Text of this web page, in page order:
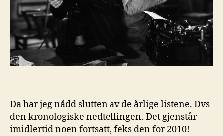
Da har jeg nådd slutten av de årlige listene. Dvs
den kronologiske nedtellingen. Det gjenstår
imidlertid noen fortsatt, feks den for 2010!